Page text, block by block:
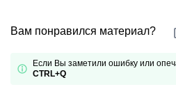
Вам понравился материал?
Если Вы заметили ошибку или
CTRL+Q